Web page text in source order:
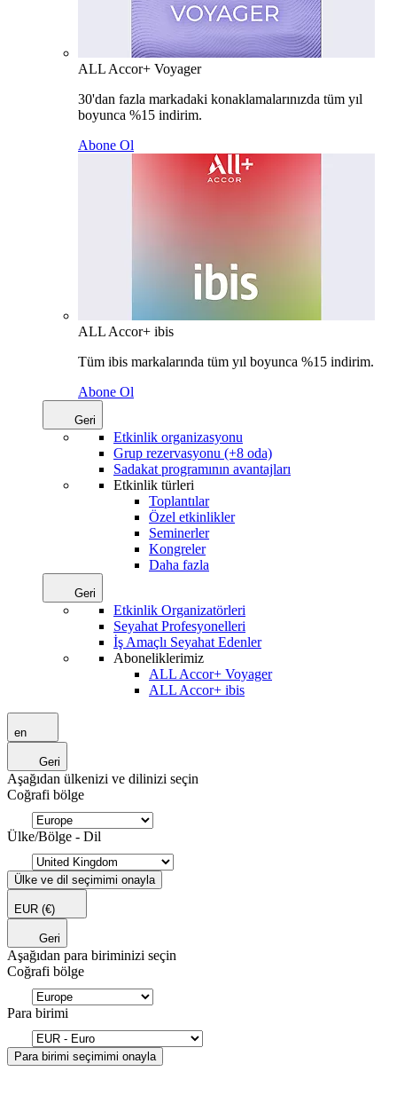
ALL Accor+ Voyager
30'dan fazla markadaki konaklamalarınızda tüm yıl
boyunca %15 indirim.
Abone Ol
ALL Accor+ ibis
Tüm ibis markalarında tüm yıl boyunca %15 indirim.
Abone Ol
Geri
Etkinlik organizasyonu
Grup rezervasyonu (+8 oda)
Sadakat programının avantajları
Etkinlik türleri
Toplantılar
Özel etkinlikler
Seminerler
Kongreler
Daha fazla
Geri
Etkinlik Organizatörleri
Seyahat Profesyonelleri
İş Amaçlı Seyahat Edenler
Aboneliklerimiz
ALL Accor+ Voyager
ALL Accor+ ibis
en
Geri
Aşağıdan ülkenizi ve dilinizi seçin
Coğrafi bölge
Ülke/Bölge - Dil
Ülke ve dil seçimimi onayla
EUR (€)
Geri
Aşağıdan para biriminizi seçin
Coğrafi bölge
Para birimi
Para birimi seçimimi onayla